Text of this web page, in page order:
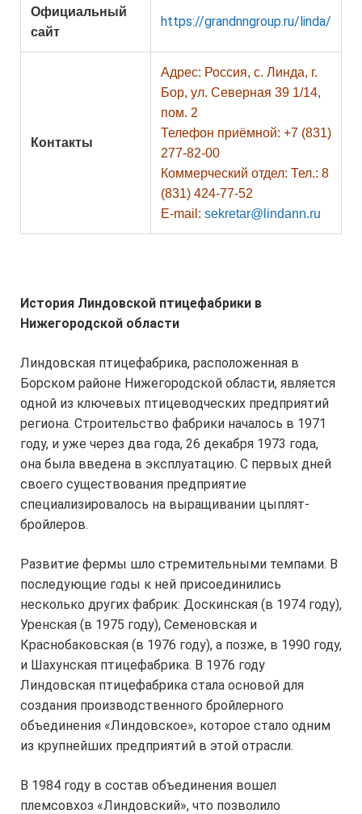
Официальный
сайт
https://grandnngroup.ru/linda/
Контакты
Адрес: Россия, с. Линда, г.
Бор, ул. Северная 39 1/14,
пом. 2
Телефон приёмной: +7 (831)
277-82-00
Коммерческий отдел: Тел.: 8
(831) 424-77-52
E-mail: sekretar@lindann.ru
История Линдовской птицефабрики в
Нижегородской области
Линдовская птицефабрика, расположенная в
Борском районе Нижегородской области, является
одной из ключевых птицеводческих предприятий
региона. Строительство фабрики началось в 1971
году, и уже через два года, 26 декабря 1973 года,
она была введена в эксплуатацию. С первых дней
своего существования предприятие
специализировалось на выращивании цыплят-
бройлеров.
Развитие фермы шло стремительными темпами. В
последующие годы к ней присоединились
несколько других фабрик: Доскинская (в 1974 году),
Уренская (в 1975 году), Семеновская и
Краснобаковская (в 1976 году), а позже, в 1990 году,
и Шахунская птицефабрика. В 1976 году
Линдовская птицефабрика стала основой для
создания производственного бройлерного
объединения «Линдовское», которое стало одним
из крупнейших предприятий в этой отрасли.
В 1984 году в состав объединения вошел
племсовхоз «Линдовский», что позволило